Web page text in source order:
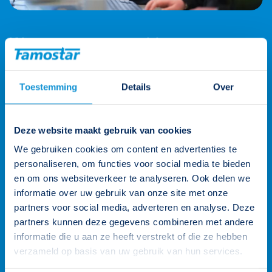
Toestemming Details Over
Deze website maakt gebruik van cookies
We gebruiken cookies om content en advertenties te
personaliseren, om functies voor social media te bieden
en om ons websiteverkeer te analyseren. Ook delen we
informatie over uw gebruik van onze site met onze
partners voor social media, adverteren en analyse. Deze
partners kunnen deze gegevens combineren met andere
informatie die u aan ze heeft verstrekt of die ze hebben
verzameld op basis van uw gebruik van hun services.
Wij staan voor je klaar
ondersteund door de gehele organisatie. Zo heb je altijd een
info@famostar.nl
Neem contact op Bekijk het team